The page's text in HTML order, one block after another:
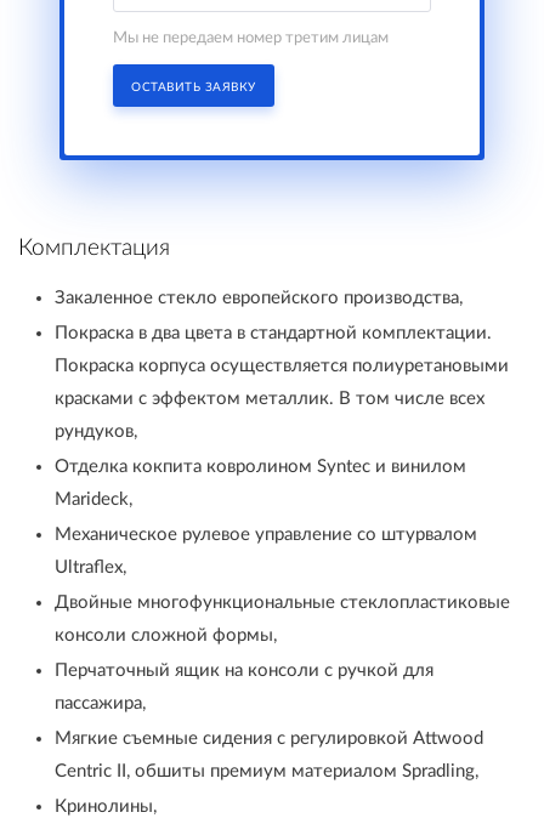
Мы не передаем номер третим лицам
ОСТАВИТЬ ЗАЯВКУ
Комплектация
Закаленное стекло европейского производства,
Покраска в два цвета в стандартной комплектации.
Покраска корпуса осуществляется полиуретановыми
красками с эффектом металлик. В том числе всех
рундуков,
Отделка кокпита ковролином Syntec и винилом
Marideck,
Механическое рулевое управление со штурвалом
Ultraflex,
Двойные многофункциональные стеклопластиковые
консоли сложной формы,
Перчаточный ящик на консоли с ручкой для
пассажира,
Мягкие съемные сидения с регулировкой Attwood
Centric II, обшиты премиум материалом Spradling,
Кринолины,